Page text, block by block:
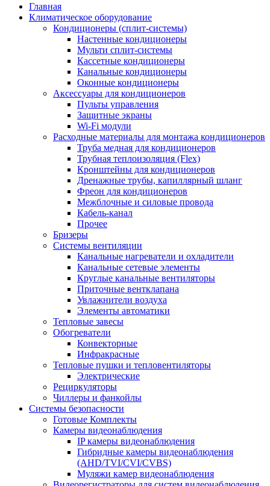
Главная
Климатическое оборудование
Кондиционеры (сплит-системы)
Настенные кондиционеры
Мульти сплит-системы
Кассетные кондиционеры
Канальные кондиционеры
Оконные кондиционеры
Аксессуары для кондиционеров
Пульты управления
Защитные экраны
Wi-Fi модули
Расходные материалы для монтажа кондиционеров
Труба медная для кондиционеров
Трубная теплоизоляция (Flex)
Кронштейны для кондиционеров
Дренажные трубы, капиллярный шланг
Фреон для кондиционеров
Межблочные и силовые провода
Кабель-канал
Прочее
Бризеры
Системы вентиляции
Канальные нагреватели и охладители
Канальные сетевые элементы
Круглые канальные вентиляторы
Приточные вентклапана
Увлажнители воздуха
Элементы автоматики
Тепловые завесы
Обогреватели
Конвекторные
Инфракрасные
Тепловые пушки и тепловентиляторы
Электрические
Рециркуляторы
Чиллеры и фанкойлы
Системы безопасности
Готовые Комплекты
Камеры видеонаблюдения
IP камеры видеонаблюдения
Гибридные камеры видеонаблюдения
(AHD/TVI/CVI/CVBS)
Муляжи камер видеонаблюдения